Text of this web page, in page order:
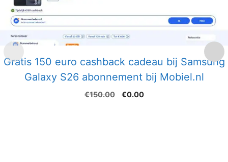
Gratis 150 euro cashback cadeau bij Samsung
Galaxy S26 abonnement bij Mobiel.nl
€150.00
Oorspronkelijke
€0.00Huidige